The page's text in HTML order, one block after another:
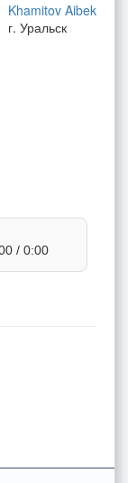
Khamitov Aibek
г. Уральск
/ 0:00